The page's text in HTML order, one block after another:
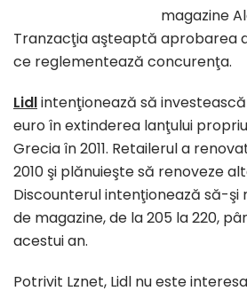
magazine
Tranzacţia aşteaptă aprobarea
ce reglementează concurenţa.
Lidlintenţionează să
euro în extinderea lanţului
Grecia în 2011. Retailerul a
2010 şi plănuieşte să renoveze
Discounterul intenţionează să-
de magazine, de la 205 la 220,
acestui an.
Potrivit Lznet, Lidl nu este